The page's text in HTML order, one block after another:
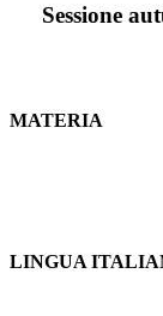
Sessione
MATERIA
LINGUA